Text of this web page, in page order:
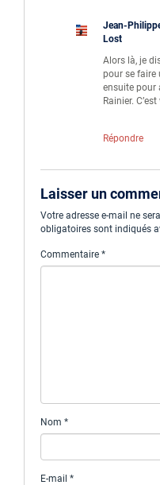
Jean-
Lost
Alors là, je
pour se faire
ensuite pour
Rainier.
Répondre
Laisser un
Votre adresse e-mail ne
obligatoires sont indiqués
Commentaire *
Nom *
E-mail *